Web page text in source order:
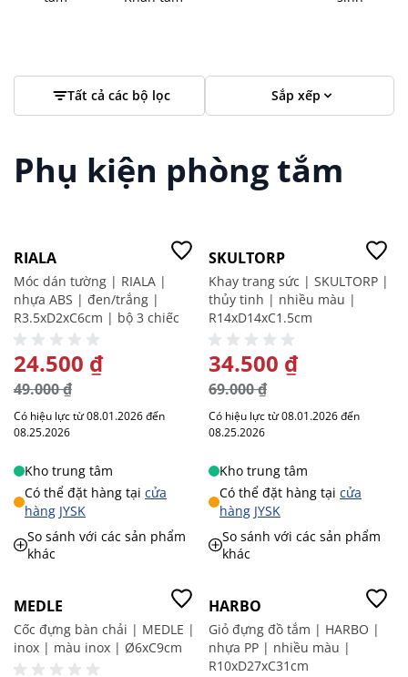
Tất cả các bộ lọc Sắp xếp
Phụ kiện phòng tắm
RIALA
Móc dán tường | RIALA |
nhựa ABS | đen/trắng |
R3.5xD2xC6cm | bộ 3 chiếc
GIÁ ĐẶC BIỆT
24.500 ₫
49.000 ₫
Có hiệu lực từ 08.01.2026 đến
08.25.2026
Kho trung tâm
Có thể đặt hàng tại cửa
hàng JYSK
So sánh với các sản phẩm
khác
SKULTORP
Khay trang sức | SKULTORP |
thủy tinh | nhiều màu |
R14xD14xC1.5cm
GIÁ ĐẶC BIỆT
34.500 ₫
69.000 ₫
Có hiệu lực từ 08.01.2026 đến
08.25.2026
Kho trung tâm
Có thể đặt hàng tại cửa
hàng JYSK
So sánh với các sản phẩm
khác
MEDLE
Cốc đựng bàn chải | MEDLE |
inox | màu inox | Ø6xC9cm
HARBO
Giỏ đựng đồ tắm | HARBO |
nhựa PP | nhiều màu |
R10xD27xC31cm